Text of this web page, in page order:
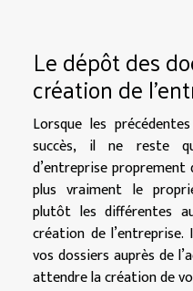
Le dépôt des
création de
Lorsque les
succès, il ne reste
d’entreprise
plus vraiment le
plutôt les différentes
création de l’entreprise.
vos dossiers auprès de
attendre la création de